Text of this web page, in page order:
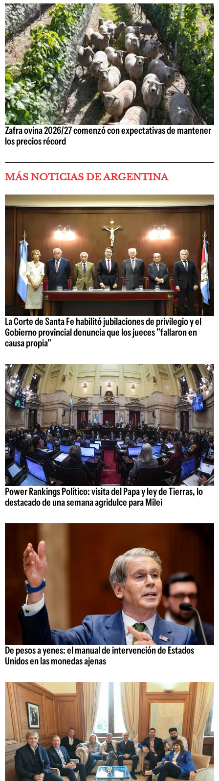
Zafra ovina 2026/27 comenzó con expectativas de mantener
los precios récord
MÁS NOTICIAS DE ARGENTINA
La Corte de Santa Fe habilitó jubilaciones de privilegio y el
Gobierno provincial denuncia que los jueces "fallaron en
causa propia"
Power Rankings Político: visita del Papa y ley de Tierras, lo
destacado de una semana agridulce para Milei
De pesos a yenes: el manual de intervención de Estados
Unidos en las monedas ajenas